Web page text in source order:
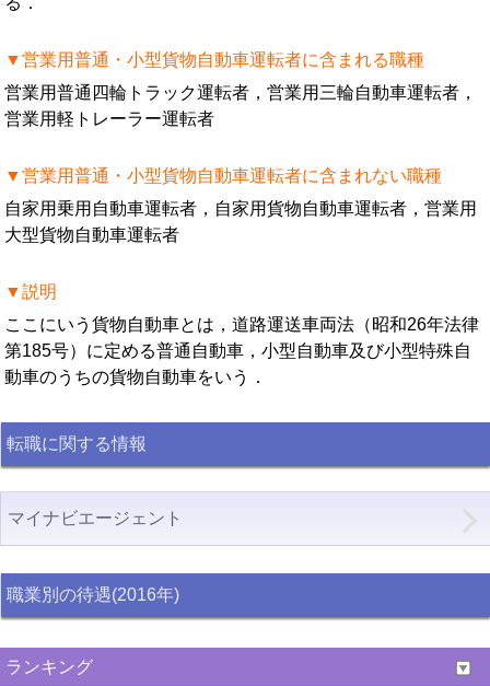
▼営業用普通・小型貨物自動車運転者に含まれる職種
営業用普通四輪トラック運転者，営業用三輪自動車運転者，
営業用軽トレーラー運転者
▼営業用普通・小型貨物自動車運転者に含まれない職種
自家用乗用自動車運転者，自家用貨物自動車運転者，営業用
大型貨物自動車運転者
▼説明
ここにいう貨物自動車とは，道路運送車両法（昭和26年法律
第185号）に定める普通自動車，小型自動車及び小型特殊自
動車のうちの貨物自動車をいう．
転職に関する情報
マイナビエージェント
職業別の待遇(2016年)
ランキング